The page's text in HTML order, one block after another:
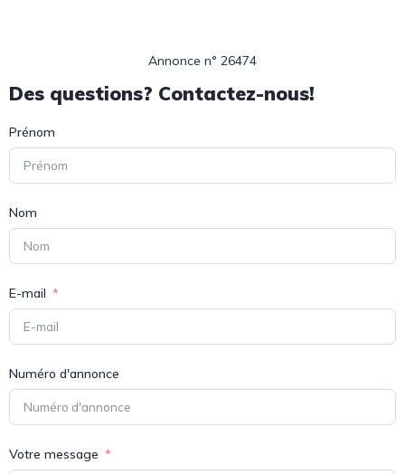
Annonce n° 26474
Des questions? Contactez-nous!
Prénom
Nom
E-mail
Numéro d'annonce
Votre message